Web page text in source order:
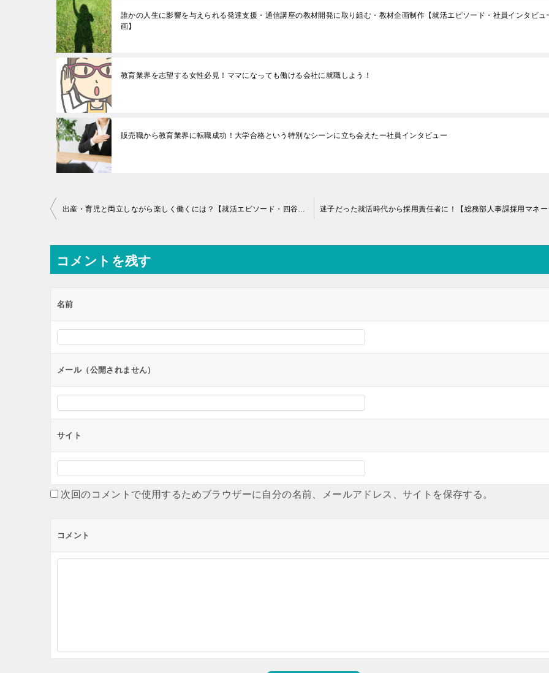
誰かの人生に影響を与えられる発達支援・通信講座の教材開発に取り組む・教材企画制作【就活エピソード・社員インタビュ
画】
教育業界を志望する女性必見！ママになっても働ける会社に就職しよう！
販売職から教育業界に転職成功！大学合格という特別なシーンに立ち会えたー社員インタビュー
投
ナ
ビ
ー
ョ
ン
出産・育児と両立しながら楽しく働くには？【就活エピソード・四谷学院社員インタビュー動画】
コメントを残す
名前
メール（公開されません）
サイト
次回のコメントで使用するためブラウザーに自分の名前、メールアドレス、サイトを保存する。
コメント